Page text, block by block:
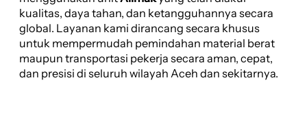
kualitas, daya tahan, dan ketangguhannya secara
global. Layanan kami dirancang secara khusus
untuk mempermudah pemindahan material berat
maupun transportasi pekerja secara aman, cepat,
dan presisi di seluruh wilayah Aceh dan sekitarnya.